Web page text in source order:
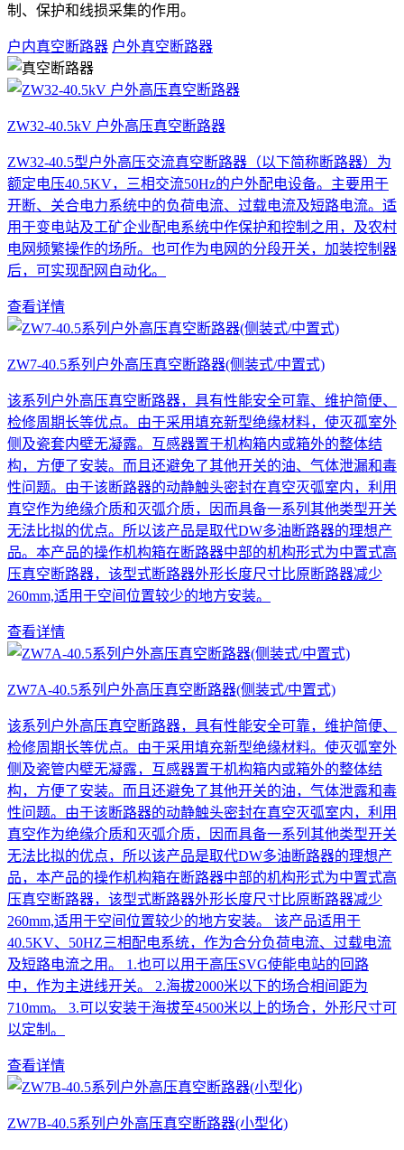
制、保护和线损采集的作用。
户内真空断路器 户外真空断路器
ZW32-40.5kV 户外高压真空断路器
ZW32-40.5型户外高压交流真空断路器（以下简称断路器）为
额定电压40.5KV，三相交流50Hz的户外配电设备。主要用于
开断、关合电力系统中的负荷电流、过载电流及短路电流。适
用于变电站及工矿企业配电系统中作保护和控制之用，及农村
电网频繁操作的场所。也可作为电网的分段开关，加装控制器
后，可实现配网自动化。
查看详情
ZW7-40.5系列户外高压真空断路器(侧装式/中置式)
该系列户外高压真空断路器，具有性能安全可靠、维护简便、
检修周期长等优点。由于采用填充新型绝缘材料，使灭孤室外
侧及瓷套内壁无凝露。互感器置于机构箱内或箱外的整体结
构，方便了安装。而且还避免了其他开关的油、气体泄漏和毒
性问题。由于该断路器的动静触头密封在真空灭弧室内，利用
真空作为绝缘介质和灭弧介质，因而具备一系列其他类型开关
无法比拟的优点。所以该产品是取代DW多油断路器的理想产
品。本产品的操作机构箱在断路器中部的机构形式为中置式高
压真空断路器，该型式断路器外形长度尺寸比原断路器减少
260mm,适用于空间位置较少的地方安装。
查看详情
ZW7A-40.5系列户外高压真空断路器(侧装式/中置式)
该系列户外高压真空断路器，具有性能安全可靠，维护简便、
检修周期长等优点。由于采用填充新型绝缘材料。使灭弧室外
侧及瓷管内壁无凝露，互感器置于机构箱内或箱外的整体结
构，方便了安装。而且还避免了其他开关的油，气体泄露和毒
性问题。由于该断路器的动静触头密封在真空灭弧室内，利用
真空作为绝缘介质和灭弧介质，因而具备一系列其他类型开关
无法比拟的优点，所以该产品是取代DW多油断路器的理想产
品，本产品的操作机构箱在断路器中部的机构形式为中置式高
压真空断路器，该型式断路器外形长度尺寸比原断路器减少
260mm,适用于空间位置较少的地方安装。 该产品适用于
40.5KV、50HZ三相配电系统，作为合分负荷电流、过载电流
及短路电流之用。 1.也可以用于高压SVG使能电站的回路
中，作为主进线开关。 2.海拔2000米以下的场合相间距为
710mm。 3.可以安装于海拔至4500米以上的场合，外形尺寸可
以定制。
查看详情
ZW7B-40.5系列户外高压真空断路器(小型化)